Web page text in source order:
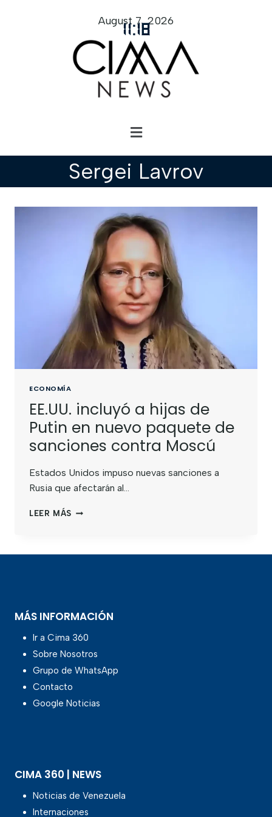
11:18
August 7, 2026
Sergei Lavrov
ECONOMÍA
EE.UU. incluyó a hijas de
Putin en nuevo paquete de
sanciones contra Moscú
Estados Unidos impuso nuevas sanciones a
Rusia que afectarán al…
LEER MÁS
MÁS INFORMACIÓN
Ir a Cima 360
Sobre Nosotros
Grupo de WhatsApp
Contacto
Google Noticias
CIMA 360 | NEWS
Noticias de Venezuela
Internaciones